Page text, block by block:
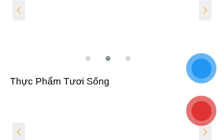
Thực Phẩm Tươi Sống